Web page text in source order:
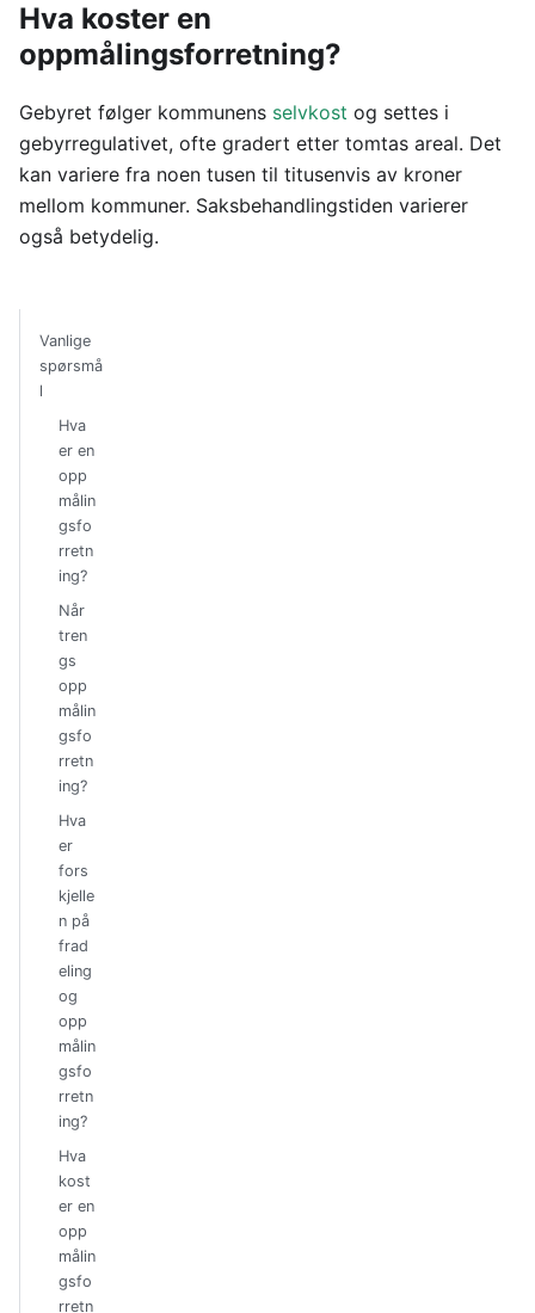
Hva koster en
oppmålingsforretning?
Gebyret følger kommunens selvkost og settes i
gebyrregulativet, ofte gradert etter tomtas areal. Det
kan variere fra noen tusen til titusenvis av kroner
mellom kommuner. Saksbehandlingstiden varierer
også betydelig.
Vanlige
spørsmå
l
Hva
er en
opp
målin
gsfo
rretn
ing?
Når
tren
gs
opp
målin
gsfo
rretn
ing?
Hva
er
fors
kjelle
n på
frad
eling
og
opp
målin
gsfo
rretn
ing?
Hva
kost
er en
opp
målin
gsfo
rretn